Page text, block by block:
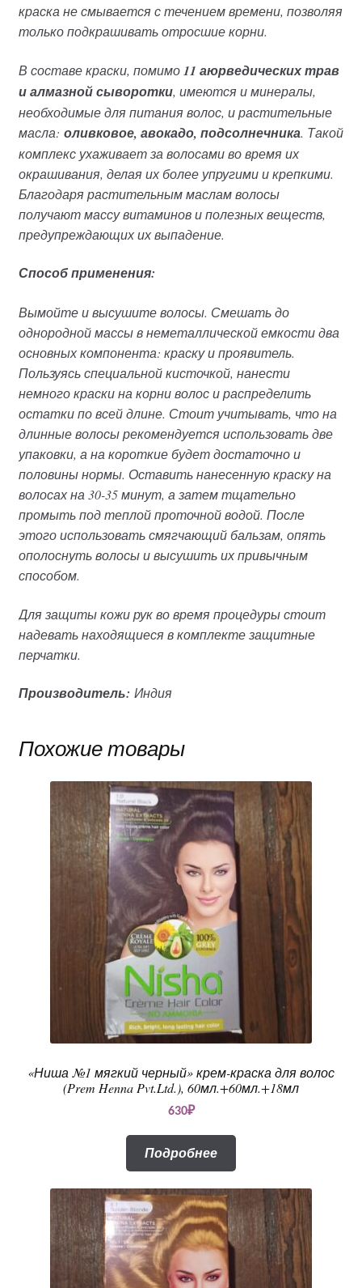
краска не смывается с течением времени, позволяя
только подкрашивать отросшие корни.
В составе краски, помимо11 аюрведических трав
и алмазной сыворотки, имеются и минералы,
необходимые для питания волос, и растительные
масла: оливковое, авокадо, подсолнечника. Такой
комплекс ухаживает за волосами во время их
окрашивания, делая их более упругими и крепкими.
Благодаря растительным маслам волосы
получают массу витаминов и полезных веществ,
предупреждающих их выпадение.
Способ применения:
Вымойте и высушите волосы. Смешать до
однородной массы в неметаллической емкости два
основных компонента: краску и проявитель.
Пользуясь специальной кисточкой, нанести
немного краски на корни волос и распределить
остатки по всей длине. Стоит учитывать, что на
длинные волосы рекомендуется использовать две
упаковки, а на короткие будет достаточно и
половины нормы. Оставить нанесенную краску на
волосах на 30-35 минут, а затем тщательно
промыть под теплой проточной водой. После
этого использовать смягчающий бальзам, опять
ополоснуть волосы и высушить их привычным
способом.
Для защиты кожи рук во время процедуры стоит
надевать находящиеся в комплекте защитные
перчатки.
Производитель: Индия
Похожие товары
«Ниша №1 мягкий черный» крем-краска для волос
(Prem Henna Pvt.Ltd.), 60мл.+60мл.+18мл
630₽
Подробнее